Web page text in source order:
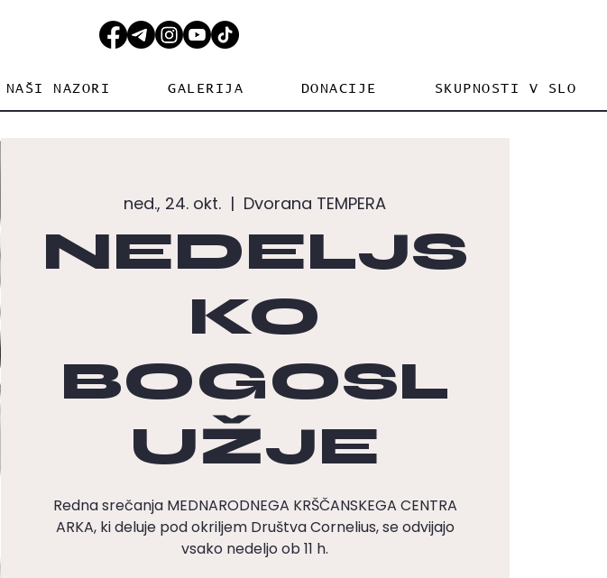
NAŠI NAZORI GALERIJA DONACIJE SKUPNOSTI V SLO
ned., 24. okt.
  |
Dvorana TEMPERA
NEDELJS
KO
BOGOSL
UŽJE
Redna srečanja MEDNARODNEGA KRŠČANSKEGA CENTRA
ARKA, ki deluje pod okriljem Društva Cornelius, se odvijajo
vsako nedeljo ob 11 h.